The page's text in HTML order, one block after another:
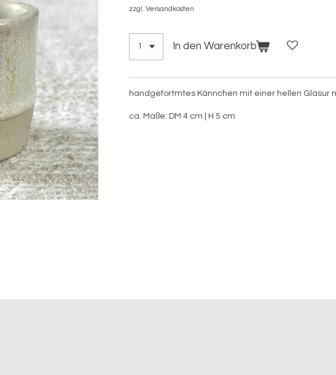
zzgl. Versandkosten
In den Warenkorb
handgefortmtes Kännchen mit einer hellen Glasur
ca. Maße: DM 4 cm | H 5 cm